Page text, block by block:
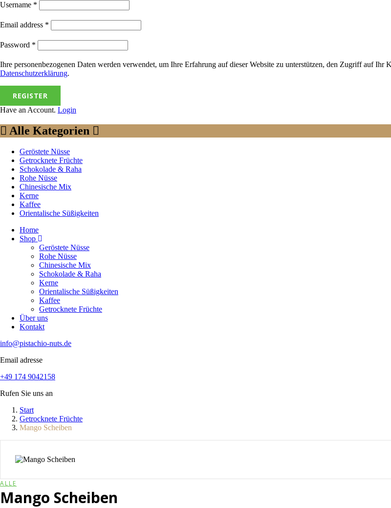
Username *
Email address *
Password *
Ihre personenbezogenen Daten werden verwendet, um Ihre Erfahrung auf dieser Website zu unterstützen, den Zugriff auf
Datenschutzerklärung.
REGISTER
Have an Account. Login
Alle Kategorien
Geröstete Nüsse
Getrocknete Früchte
Schokolade & Raha
Rohe Nüsse
Chinesische Mix
Kerne
Kaffee
Orientalische Süßigkeiten
Home
Shop
Geröstete Nüsse
Rohe Nüsse
Chinesische Mix
Schokolade & Raha
Kerne
Orientalische Süßigkeiten
Kaffee
Getrocknete Früchte
Über uns
Kontakt
info@pistachio-nuts.de
Email adresse
+49 174 9042158
Rufen Sie uns an
Start
Getrocknete Früchte
Mango Scheiben
ALLE
Mango Scheiben